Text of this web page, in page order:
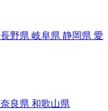
長野県 岐阜県 静岡県 愛
奈良県 和歌山県